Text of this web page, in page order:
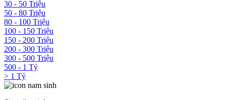
30 - 50 Triệu
50 - 80 Triệu
80 - 100 Triệu
100 - 150 Triệu
150 - 200 Triệu
200 - 300 Triệu
300 - 500 Triệu
500 - 1 Tỷ
> 1 Tỷ